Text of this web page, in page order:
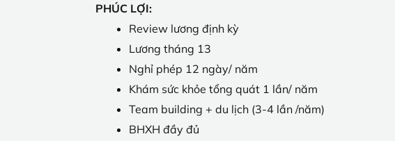
PHÚC LỢI:
Review lương định kỳ
Lương tháng 13
Nghỉ phép 12 ngày/ năm
Khám sức khỏe tổng quát 1 lần/ năm
Team building + du lịch (3-4 lần /năm)
BHXH đầy đủ